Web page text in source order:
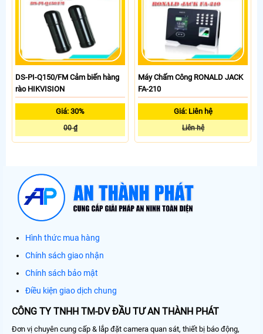
DS-PI-Q150/FM Cảm biến hàng
rào HIKVISION
Giá: 30%
00 ₫
Máy Chấm Công RONALD JACK
FA-210
Giá: Liên hệ
Liên hệ
Hình thức mua hàng
Chính sách giao nhận
Chính sách bảo mật
Điều kiện giao dịch chung
CÔNG TY TNHH TM-DV ĐẦU TƯ AN THÀNH PHÁT
Đơn vị chuyên cung cấp & lắp đặt camera quan sát, thiết bị báo động,